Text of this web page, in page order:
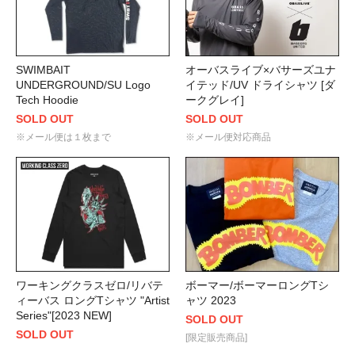
SWIMBAIT
UNDERGROUND/SU Logo
Tech Hoodie
SOLD OUT
※メール便は１枚まで
オーバスライブ×バサーズユナ
イテッド/UV ドライシャツ [ダ
ークグレイ]
SOLD OUT
※メール便対応商品
ワーキングクラスゼロ/リバテ
ィーバス ロングTシャツ "Artist
Series"[2023 NEW]
SOLD OUT
ボーマー/ボーマーロングTシ
ャツ 2023
SOLD OUT
[限定販売商品]